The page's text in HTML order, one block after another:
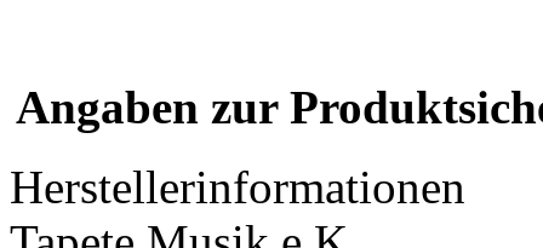
Angaben zur
Herstellerinformationen